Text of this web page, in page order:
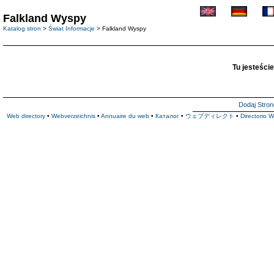
Falkland Wyspy
Katalog stron > Świat Informacje > Falkland Wyspy
Tu
Dodaj
Web directory • Webverzeichnis • Annuaire du web • Каталог • ウェブディレクト • Directorio